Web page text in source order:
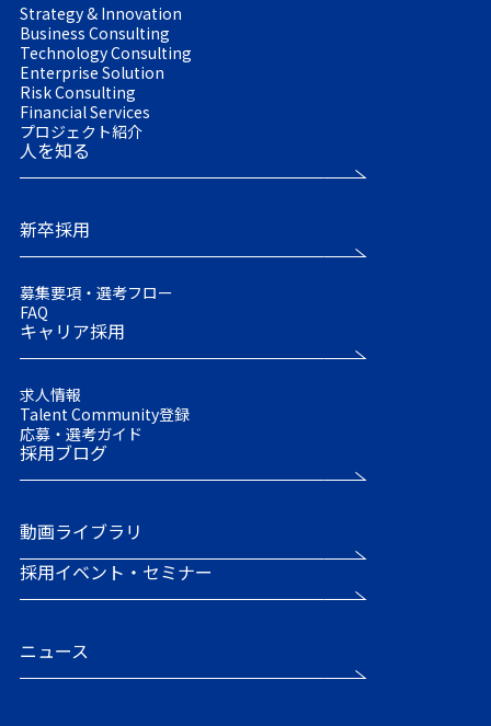
Strategy & Innovation
Business Consulting
Technology Consulting
Enterprise Solution
Risk Consulting
Financial Services
プロジェクト紹介
人を知る
新卒採用
募集要項・選考フロー
FAQ
キャリア採用
求人情報
Talent Community登録
応募・選考ガイド
採用ブログ
動画ライブラリ
採用イベント・セミナー
ニュース